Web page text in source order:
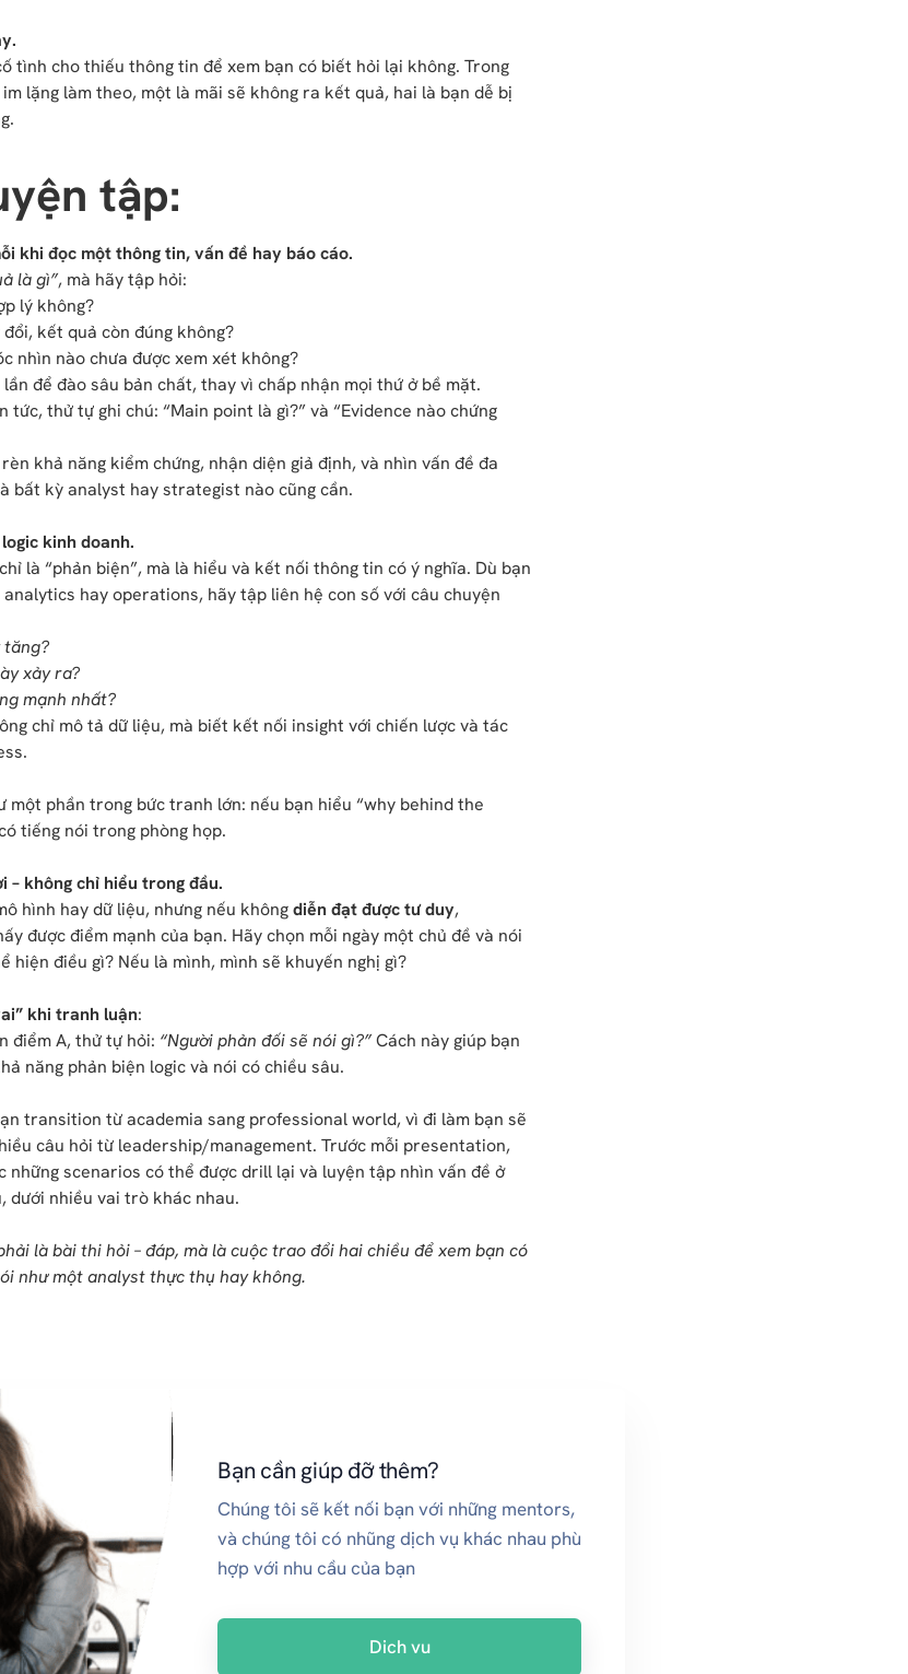
tình cho thiếu thông tin để xem bạn có biết hỏi lại không. Trong
lặng làm theo, một là mãi sẽ không ra kết quả, hai là bạn dễ bị
tập:
khi đọc một thông tin, vấn đề hay báo cáo.
là gì”, mà hãy tập hỏi:
lý không?
kết quả còn đúng không?
nhìn nào chưa được xem xét không?
để đào sâu bản chất, thay vì chấp nhận mọi thứ ở bề mặt.
tức, thử tự ghi chú: “Main point là gì?” và “Evidence nào chứng
khả năng kiểm chứng, nhận diện giả định, và nhìn vấn đề đa
bất kỳ analyst hay strategist nào cũng cần.
kinh doanh.
là “phản biện”, mà là hiểu và kết nối thông tin có ý nghĩa. Dù bạn
hay operations, hãy tập liên hệ con số với câu chuyện
tăng?
xảy ra?
mạnh nhất?
chỉ mô tả dữ liệu, mà biết kết nối insight với chiến lược và tác
một phần trong bức tranh lớn: nếu bạn hiểu “why behind the
tiếng nói trong phòng họp.
– không chỉ hiểu trong đầu.
hình hay dữ liệu, nhưng nếu khôngdiễn đạt được tư duy,
được điểm mạnh của bạn. Hãy chọn mỗi ngày một chủ đề và nói
hiện điều gì? Nếu là mình, mình sẽ khuyến nghị gì?
khi tranh luận:
điểm A, thử tự hỏi: “Người phản đối sẽ nói gì?”Cách này giúp bạn
năng phản biện logic và nói có chiều sâu.
transition từ academia sang professional world, vì đi làm bạn sẽ
câu hỏi từ leadership/management. Trước mỗi presentation,
những scenarios có thể được drill lại và luyện tập nhìn vấn đề ở
dưới nhiều vai trò khác nhau.
là bài thi hỏi – đáp, mà là cuộc trao đổi hai chiều để xem bạn có
như một analyst thực thụ hay không.
Bạn cần giúp đỡ thêm?
Chúng tôi sẽ kết nối bạn với những mentors,
và chúng tôi có nhũng dịch vụ khác nhau phù
hợp với nhu cầu của bạn
Dich vu